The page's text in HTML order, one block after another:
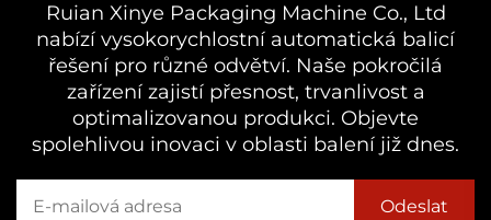
Ruian Xinye Packaging Machine Co., Ltd
nabízí vysokorychlostní automatická balicí
řešení pro různé odvětví. Naše pokročilá
zařízení zajistí přesnost, trvanlivost a
optimalizovanou produkci. Objevte
spolehlivou inovaci v oblasti balení již dnes.